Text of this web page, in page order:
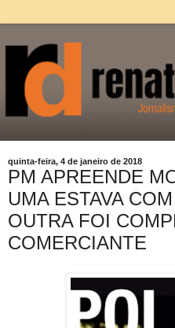
quinta-feira, 4 de janeiro de 2018
PM APREENDE
UMA ESTAVA
OUTRA FOI
COMERCIANTE